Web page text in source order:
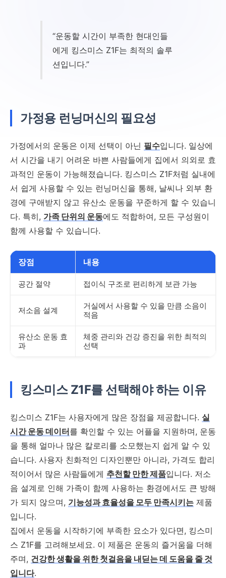
“운동할 시간이 부족한 현대인들
에게 킹스미스 Z1F는 최적의 솔루
션입니다.”
가정용 런닝머신의 필요성
가정에서의 운동은 이제 선택이 아닌 필수입니다. 일상에
서 시간을 내기 어려운 바쁜 사람들에게 집에서 의외로 효
과적인 운동이 가능해졌습니다. 킹스미스 Z1F처럼 실내에
서 쉽게 사용할 수 있는 런닝머신을 통해, 날씨나 외부 환
경에 구애받지 않고 유산소 운동을 꾸준하게 할 수 있습니
다. 특히, 가족 단위의 운동에도 적합하여, 모든 구성원이
함께 사용할 수 있습니다.
장점 내용
공간 절약 접이식 구조로 편리하게 보관 가능
저소음 설계
거실에서 사용할 수 있을 만큼 소음이
적음
유산소 운동 효
과
체중 관리와 건강 증진을 위한 최적의
선택
킹스미스 Z1F를 선택해야 하는 이유
킹스미스 Z1F는 사용자에게 많은 장점을 제공합니다. 실
시간 운동 데이터를 확인할 수 있는 어플을 지원하며, 운동
을 통해 얼마나 많은 칼로리를 소모했는지 쉽게 알 수 있
습니다. 사용자 친화적인 디자인뿐만 아니라, 가격도 합리
적이어서 많은 사람들에게 추천할 만한 제품입니다. 저소
음 설계로 인해 가족이 함께 사용하는 환경에서도 큰 방해
가 되지 않으며, 기능성과 효율성을 모두 만족시키는 제품
입니다.
집에서 운동을 시작하기에 부족한 요소가 있다면, 킹스미
스 Z1F를 고려해보세요. 이 제품은 운동의 즐거움을 더해
주며, 건강한 생활을 위한 첫걸음을 내딛는 데 도움을 줄 것
입니다.